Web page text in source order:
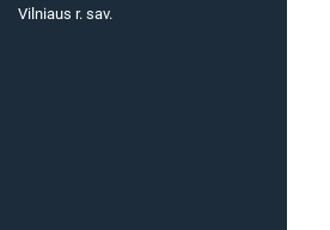
Vilniaus r. sav.